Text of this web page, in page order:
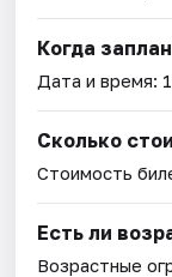
Когда
Дата и время:
Сколько
Стоимость
Есть ли
Возрастные